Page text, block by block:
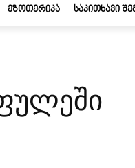
ᲔᲖᲝᲗᲔᲠᲘᲙᲐ ᲡᲐᲙᲘᲗᲮᲐᲕᲘ